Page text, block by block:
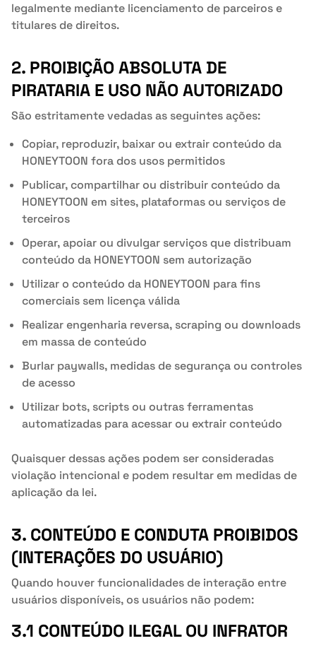
legalmente mediante licenciamento de parceiros e
titulares de direitos.
2. PROIBIÇÃO ABSOLUTA DE
PIRATARIA E USO NÃO AUTORIZADO
São estritamente vedadas as seguintes ações:
Copiar, reproduzir, baixar ou extrair conteúdo da
HONEYTOON fora dos usos permitidos
Publicar, compartilhar ou distribuir conteúdo da
HONEYTOON em sites, plataformas ou serviços de
terceiros
Operar, apoiar ou divulgar serviços que distribuam
conteúdo da HONEYTOON sem autorização
Utilizar o conteúdo da HONEYTOON para fins
comerciais sem licença válida
Realizar engenharia reversa, scraping ou downloads
em massa de conteúdo
Burlar paywalls, medidas de segurança ou controles
de acesso
Utilizar bots, scripts ou outras ferramentas
automatizadas para acessar ou extrair conteúdo
Quaisquer dessas ações podem ser consideradas
violação intencional e podem resultar em medidas de
aplicação da lei.
3. CONTEÚDO E CONDUTA PROIBIDOS
(INTERAÇÕES DO USUÁRIO)
Quando houver funcionalidades de interação entre
usuários disponíveis, os usuários não podem:
3.1 CONTEÚDO ILEGAL OU INFRATOR